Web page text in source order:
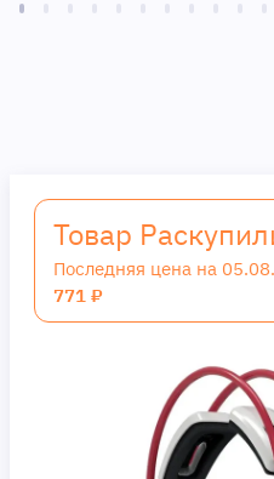
Товар
Последняя цена на
771 ₽